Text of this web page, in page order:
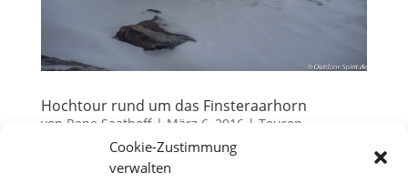
Cookie-Zustimmung
verwalten
Hochtour rund um das Finsteraarhorn
von Rene Saathoff| März 6, 2016 | Touren
Über die beiden Bergbesteigungen auf das